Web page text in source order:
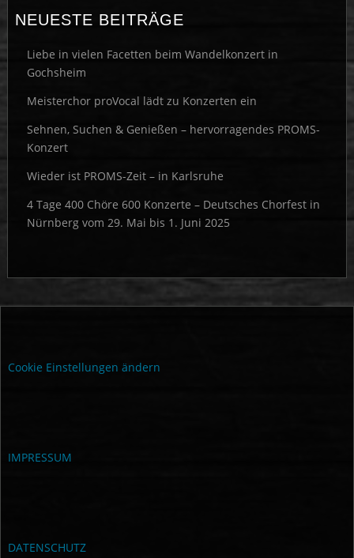
NEUESTE BEITRÄGE
Liebe in vielen Facetten beim Wandelkonzert in
Gochsheim
Meisterchor proVocal lädt zu Konzerten ein
Sehnen, Suchen & Genießen – hervorragendes PROMS-
Konzert
Wieder ist PROMS-Zeit – in Karlsruhe
4 Tage 400 Chöre 600 Konzerte – Deutsches Chorfest in
Nürnberg vom 29. Mai bis 1. Juni 2025
Cookie Einstellungen ändern
IMPRESSUM
DATENSCHUTZ